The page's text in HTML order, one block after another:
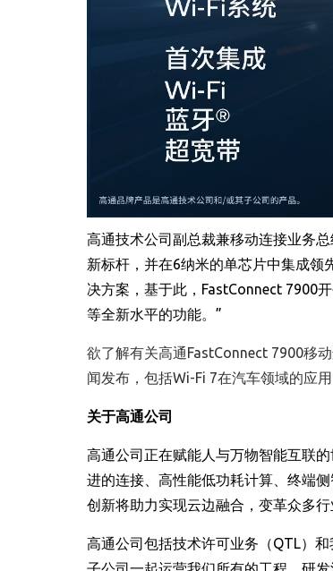
高通技术公司副总裁兼移动连接业务总
新标杆，并在6纳米的单芯片中集成领
决方案，基于此， FastConnect 7900
等全新水平的功能。”
欲了解有关高通FastConnect 7900移
闻发布，包括Wi-Fi 7在汽车领域的应
关于高通公司
高通公司正在赋能人与万物智能互联
进的连接、高性能低功耗计算、终端
创新将助力实现云边融合，变革众多
高通公司包括技术许可业务（QTL）